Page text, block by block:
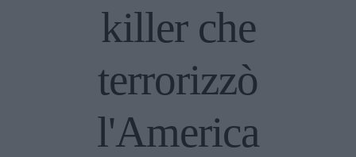
killer che
terrorizzò
l'America